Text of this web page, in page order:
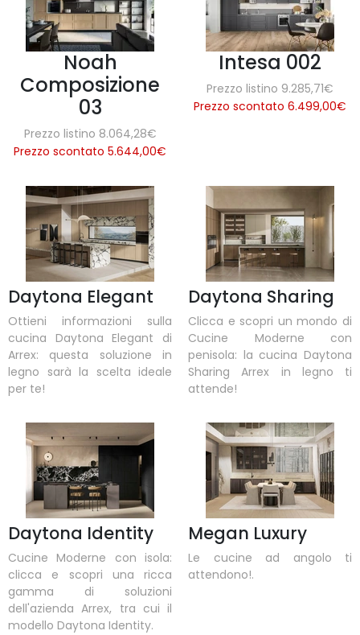
Noah
Composizione
03
Prezzo listino 8.064,28€
Prezzo scontato 5.644,00€
Intesa 002
Prezzo listino 9.285,71€
Prezzo scontato 6.499,00€
Daytona Elegant
Ottieni informazioni sulla
cucina Daytona Elegant di
Arrex: questa soluzione in
legno sarà la scelta ideale
per te!
Daytona Sharing
Clicca e scopri un mondo di
Cucine Moderne con
penisola: la cucina Daytona
Sharing Arrex in legno ti
attende!
Daytona Identity
Cucine Moderne con isola:
clicca e scopri una ricca
gamma di soluzioni
dell'azienda Arrex, tra cui il
modello Daytona Identity.
Megan Luxury
Le cucine ad angolo ti
attendono!.